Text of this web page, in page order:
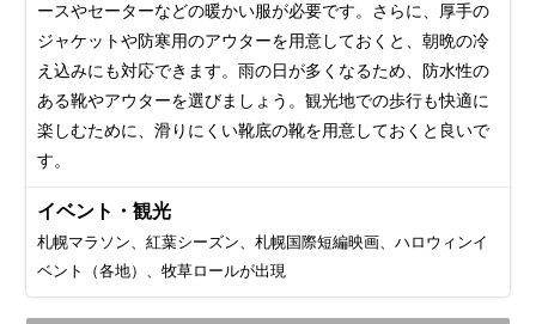
ースやセーターなどの暖かい服が必要です。さらに、厚手の
ジャケットや防寒用のアウターを用意しておくと、朝晩の冷
え込みにも対応できます。雨の日が多くなるため、防水性の
ある靴やアウターを選びましょう。観光地での歩行も快適に
楽しむために、滑りにくい靴底の靴を用意しておくと良いで
す。
イベント・観光
札幌マラソン、紅葉シーズン、札幌国際短編映画、ハロウィンイ
ベント（各地）、牧草ロールが出現